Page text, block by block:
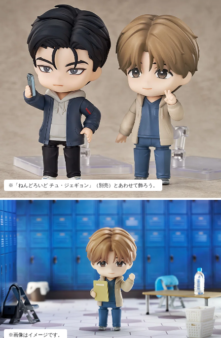
※「ねんどろいど チュ・ジェギョン」（別売）とあわせて飾ろう。
※画像はイメージです。